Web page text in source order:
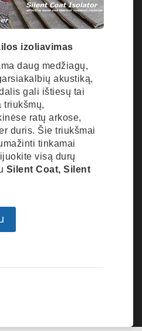
izoliavimas
daug medžiagų,
akustiką,
gali ištiesų tai
triukšmų,
ratų arkose,
duris. Šie triukšmai
tinkamai
visą durų
Silent Coat, Silent